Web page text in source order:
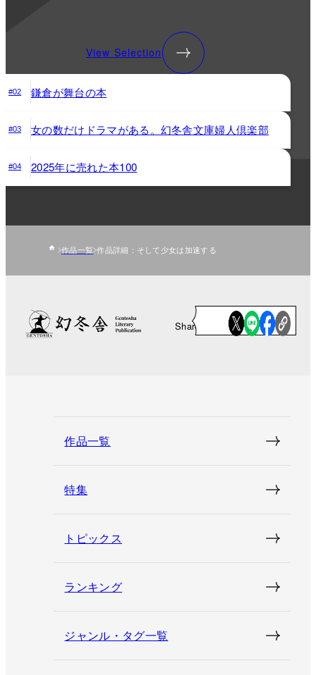
View Selection
#02 鎌倉が舞台の本
#03 女の数だけドラマがある。幻冬舎文庫婦人倶楽部
#04 2025年に売れた本100
作品一覧 作品詳細：そして少女は加速する
Share
作品一覧
特集
トピックス
ランキング
ジャンル・タグ一覧